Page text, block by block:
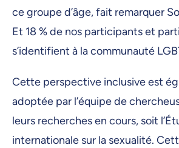
ce groupe d’âge, fait remarquer
Et 18 % de nos participants et
s’identifient à la communauté
Cette perspective inclusive est
adoptée par l’équipe de
leurs recherches en cours, soit
internationale sur la sexualité.